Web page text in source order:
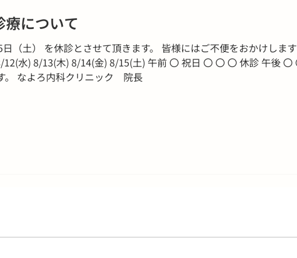
療について
（土） を休診とさせて頂きます。 皆様にはご不便をおかけしま
水) 8/13(木) 8/14(金) 8/15(土) 午前 〇 祝日 〇 〇 〇 休診 午後
。 なよろ内科クリニック 院長